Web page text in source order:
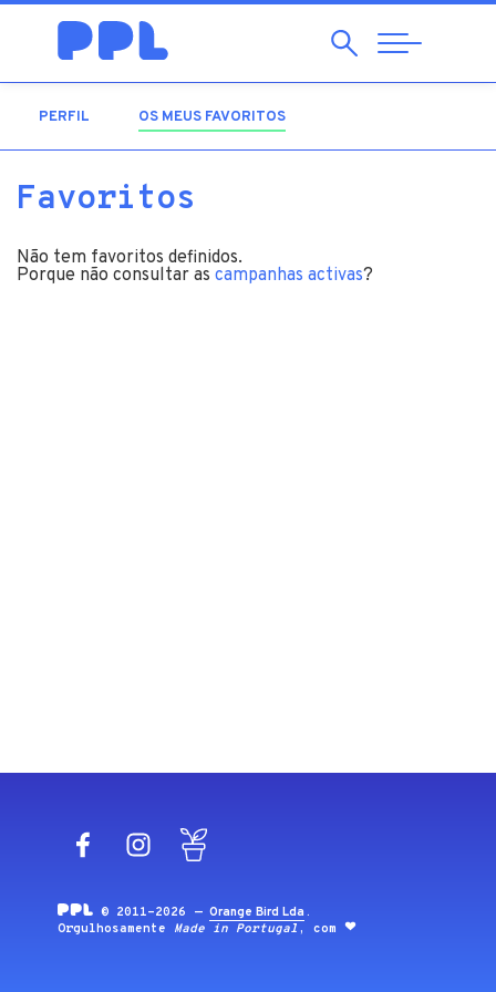
Pesquisar
Abrir
Navegação
PERFIL OS MEUS FAVORITOS
Favoritos
Não tem favoritos definidos.
Porque não consultar as campanhas activas?
FacebookInstagram
© 2011-2026 —Orange Bird Lda .
Orgulhosamente Made in Portugal , com